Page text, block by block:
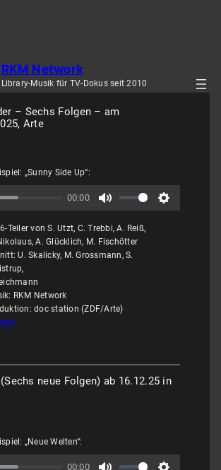
RKM Network
Library-Musik für TV-Dokus seit 2010
– Sechs Folgen – am
Arte
„Sunny Side Up“:
00:00
Teiler von S. Utzt, C. Trebbi, A. Reiß,
A. Glücklich, M. Fischötter
U. Skalicky, M. Grossmann, S.
RKM Network
doc station (ZDF/Arte)
neue Folgen) ab 16.12.25 in
„Neue Welten“:
00:00